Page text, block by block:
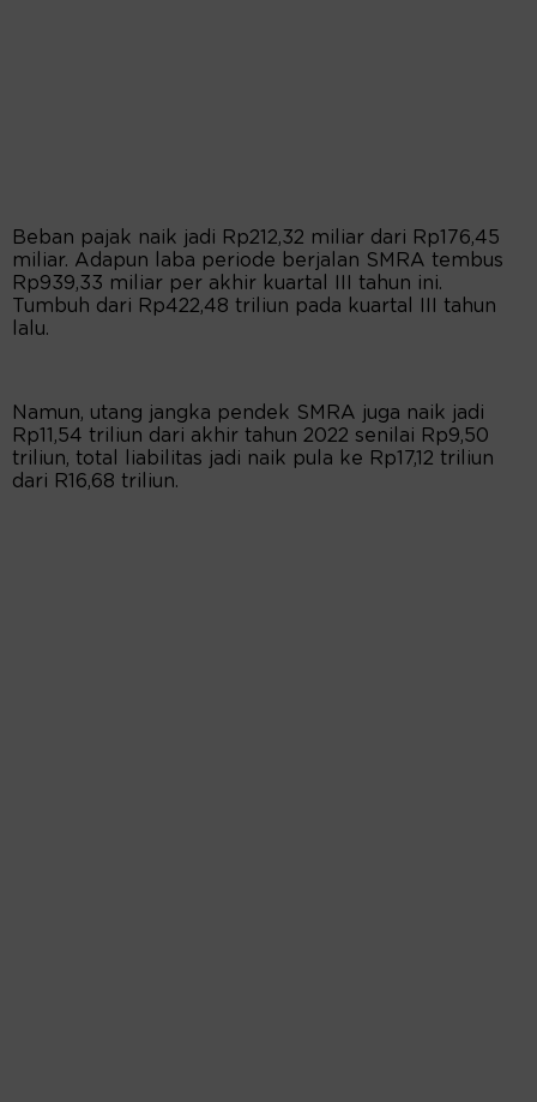
Beban pajak naik jadi Rp212,32 miliar dari Rp176,45
miliar. Adapun laba periode berjalan SMRA tembus
Rp939,33 miliar per akhir kuartal III tahun ini.
Tumbuh dari Rp422,48 triliun pada kuartal III tahun
lalu.
Namun, utang jangka pendek SMRA juga naik jadi
Rp11,54 triliun dari akhir tahun 2022 senilai Rp9,50
triliun, total liabilitas jadi naik pula ke Rp17,12 triliun
dari R16,68 triliun.